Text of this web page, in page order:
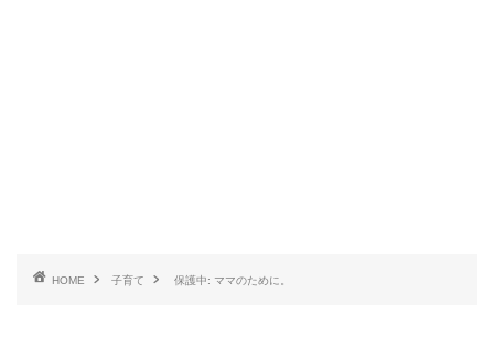
HOME 子育て 保護中: ママのために。